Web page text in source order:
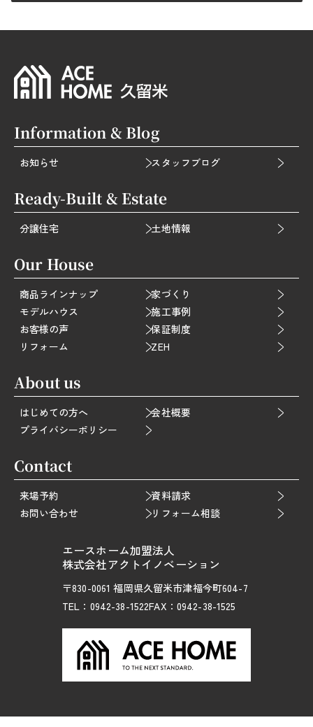
エースホーム加盟法人
株式会社アクトイノベーション
〒830-0061 福岡県久留米市津福今町604-7
TEL：0942-38-1522FAX：0942-38-1525
Information & Blog
お知らせ スタッフブログ
Ready-Built & Estate
分譲住宅 土地情報
Contact
来場予約
資料請求
お問い合わせ
リフォーム相談
Our House
商品ラインナップ
家づくり
モデルハウス
施工事例
お客様の声
保証制度
リフォーム
ZEH
About us
はじめての方へ
会社概要
プライバシーポリシー